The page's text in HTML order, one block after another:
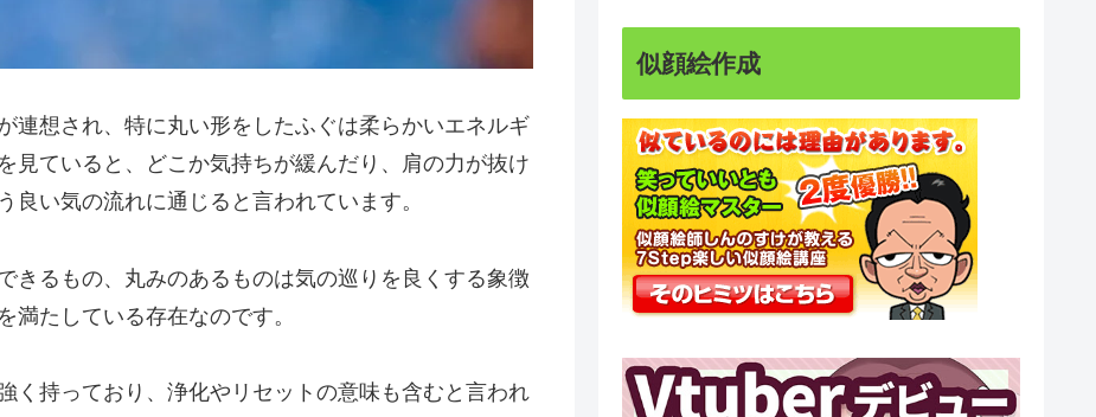
連想され、特に丸い形をしたふぐは柔らかいエネルギ
見ていると、どこか気持ちが緩んだり、肩の力が抜け
い気の流れに通じると言われています。
きるもの、丸みのあるものは気の巡りを良くする象徴
満たしている存在なのです。
く持っており、浄化やリセットの意味も含むと言われ
似顔絵作成